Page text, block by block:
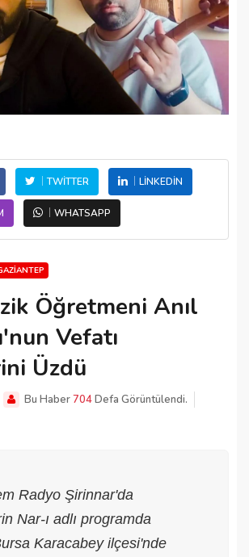
TWITTER LINKEDIN
WHATSAPP
Öğretmeni Anıl
Vefatı
Üzdü
Bu Haber704Defa Görüntülendi.
Radyo Şirinnar'da
Nar-ı adlı programda
Karacabey ilçesi'nde